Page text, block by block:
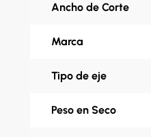
Ancho de Corte
Marca
Tipo de eje
Peso en Seco